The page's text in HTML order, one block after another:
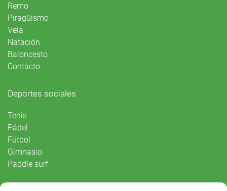
Remo
Piragüismo
Vela
Natación
Baloncesto
Contacto
Deportes sociales
Tenis
Pádel
Fútbol
Gimnasio
Paddle surf